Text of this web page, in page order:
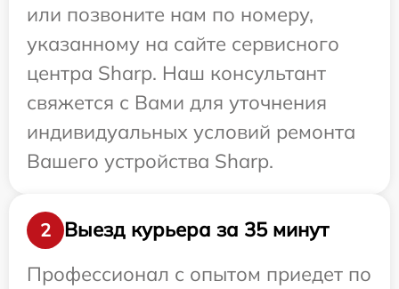
или позвоните нам по номеру,
указанному на сайте сервисного
центра Sharp. Наш консультант
свяжется с Вами для уточнения
индивидуальных условий ремонта
Вашего устройства Sharp.
2
Выезд курьера за 35 минут
Профессионал с опытом приедет по